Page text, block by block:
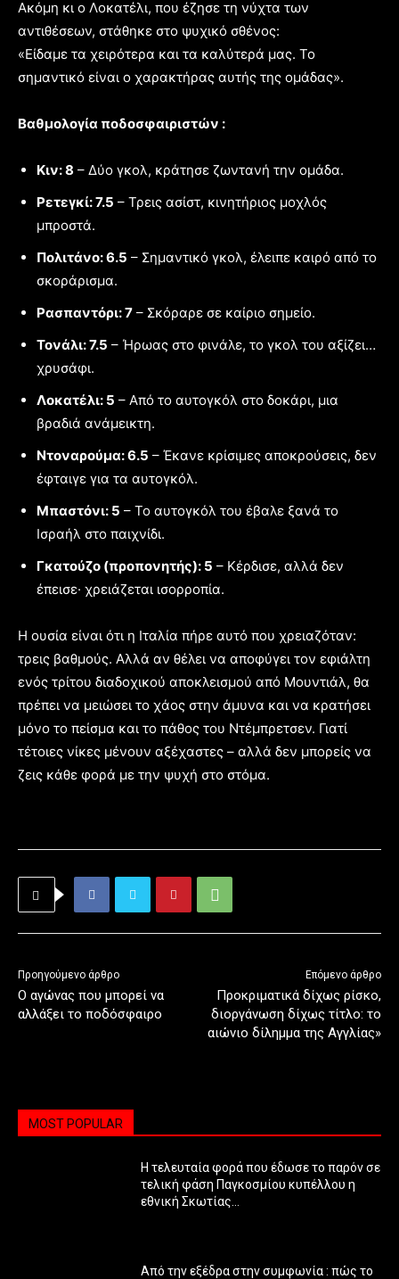
Ακόμη κι ο Λοκατέλι, που έζησε τη νύχτα των
αντιθέσεων, στάθηκε στο ψυχικό σθένος:
«Είδαμε τα χειρότερα και τα καλύτερά μας. Το
σημαντικό είναι ο χαρακτήρας αυτής της ομάδας».
Βαθμολογία ποδοσφαιριστών :
Κιν: 8 – Δύο γκολ, κράτησε ζωντανή την ομάδα.
Ρετεγκί: 7.5 – Τρεις ασίστ, κινητήριος μοχλός
μπροστά.
Πολιτάνο: 6.5 – Σημαντικό γκολ, έλειπε καιρό από το
σκοράρισμα.
Ρασπαντόρι: 7 – Σκόραρε σε καίριο σημείο.
Τονάλι: 7.5 – Ήρωας στο φινάλε, το γκολ του αξίζει…
χρυσάφι.
Λοκατέλι: 5 – Από το αυτογκόλ στο δοκάρι, μια
βραδιά ανάμεικτη.
Ντοναρούμα: 6.5 – Έκανε κρίσιμες αποκρούσεις, δεν
έφταιγε για τα αυτογκόλ.
Μπαστόνι: 5 – Το αυτογκόλ του έβαλε ξανά το
Ισραήλ στο παιχνίδι.
Γκατούζο (προπονητής): 5 – Κέρδισε, αλλά δεν
έπεισε· χρειάζεται ισορροπία.
Η ουσία είναι ότι η Ιταλία πήρε αυτό που χρειαζόταν:
τρεις βαθμούς. Αλλά αν θέλει να αποφύγει τον εφιάλτη
ενός τρίτου διαδοχικού αποκλεισμού από Μουντιάλ, θα
πρέπει να μειώσει το χάος στην άμυνα και να κρατήσει
μόνο το πείσμα και το πάθος του Ντέμπρετσεν. Γιατί
τέτοιες νίκες μένουν αξέχαστες – αλλά δεν μπορείς να
ζεις κάθε φορά με την ψυχή στο στόμα.
Προηγούμενο άρθρο
Ο αγώνας που μπορεί να
αλλάξει το ποδόσφαιρο
Επόμενο άρθρο
Προκριματικά δίχως ρίσκο,
διοργάνωση δίχως τίτλο: το
αιώνιο δίλημμα της Αγγλίας»
MOST POPULAR
Η τελευταία φορά που έδωσε το παρόν σε
τελική φάση Παγκοσμίου κυπέλλου η
εθνική Σκωτίας…
Από την εξέδρα στην συμφωνία : πώς το